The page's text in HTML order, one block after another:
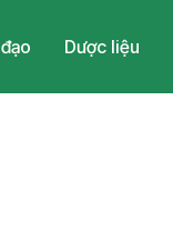
Dược liệu